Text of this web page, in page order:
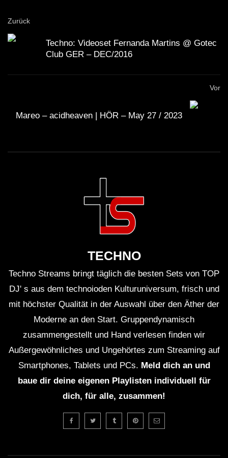
Zurück
Techno: Videoset Fernanda Martins @ Gotec
Club GER – DEC/2016
Vor
Mareo – acidheaven | HÖR – May 27 / 2023
TECHNO
Techno Streams bringt täglich die besten Sets von TOP
DJ' s aus dem technoioden Kulturuniversum, frisch und
mit höchster Qualität in der Auswahl über den Äther der
Moderne an den Start. Gruppendynamisch
zusammengestellt und Hand verlesen finden wir
Außergewöhnliches und Ungehörtes zum Streaming auf
Smartphones, Tablets und PCs. Meld dich an und
baue dir deine eigenen Playlisten individuell für
dich, für alle, zusammen!